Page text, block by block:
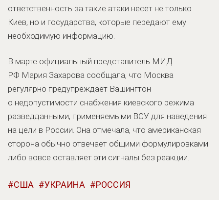
ответственность за такие атаки несет не только
Киев, но и государства, которые передают ему
необходимую информацию.
В марте официальный представитель МИД
РФ Мария Захарова сообщала, что Москва
регулярно предупреждает Вашингтон
о недопустимости снабжения киевского режима
разведданными, применяемыми ВСУ для наведения
на цели в России. Она отмечала, что американская
сторона обычно отвечает общими формулировками
либо вовсе оставляет эти сигналы без реакции.
США УКРАИНА РОССИЯ